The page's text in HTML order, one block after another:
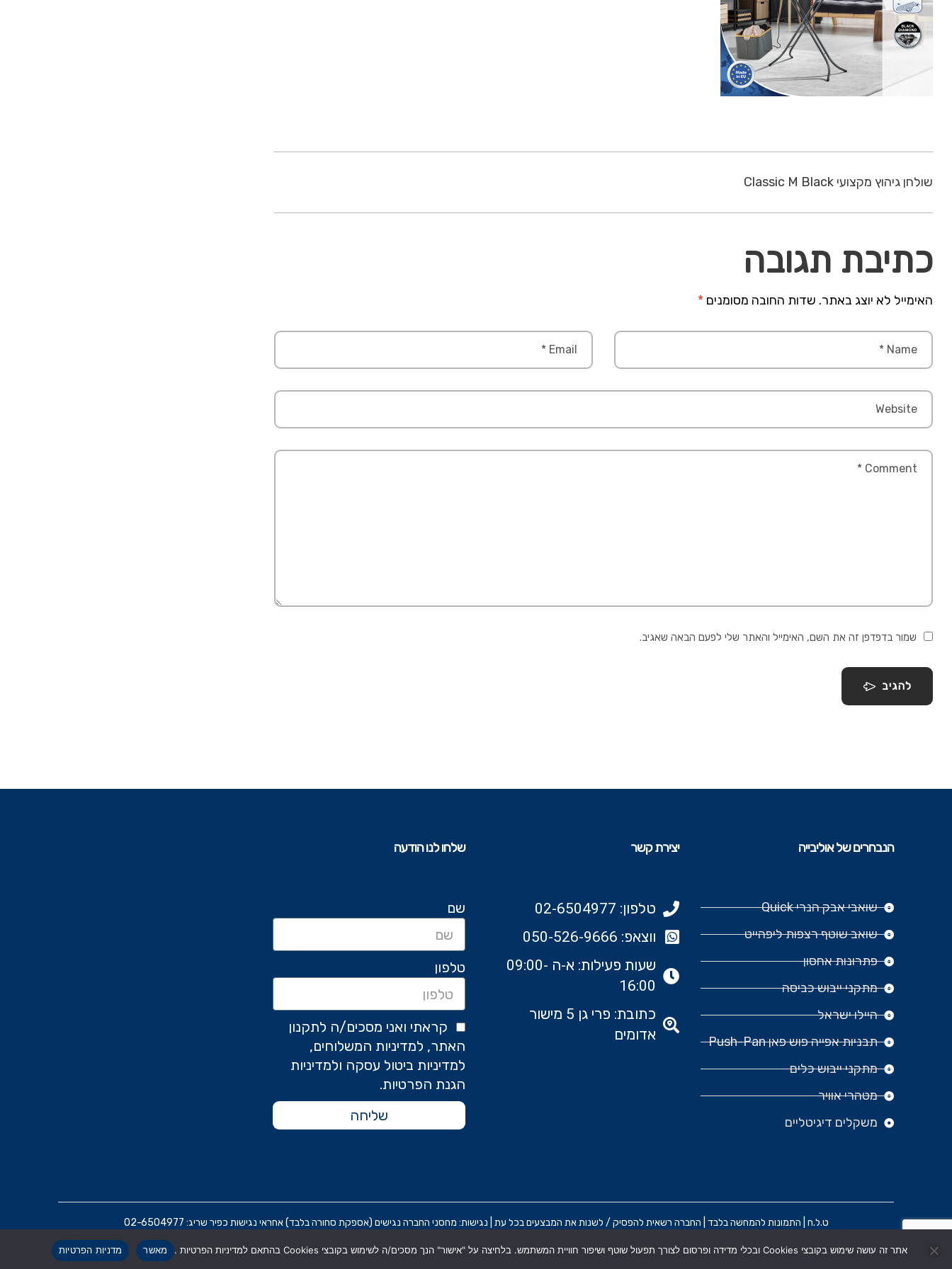
שולחן גיהוץ מקצועי Classic M Black
כתיבת תגובה
האימייל לא יוצג באתר. שדות החובה מסומנים *
שמור בדפדפן זה את השם, האימייל והאתר שלי לפעם הבאה שאגיב.
להגיב
הנבחרים של אוליבייה
שואבי אבק הנרי Quick
שואב שוטף רצפות ליפהייט
פתרונות אחסון
מתקני ייבוש כביסה
היילו ישראל
תבניות אפייה פוש פאן Push-Pan
מתקני ייבוש כלים
מטהרי אוויר
משקלים דיגיטליים
יצירת קשר
טלפון: 02-6504977
ווצאפ: 050-526-9666‬
שעות פעילות: א-ה 09:00-
16:00
כתובת: פרי גן 5 מישור
אדומים
שלחו לנו הודעה
שם
טלפון
קראתי ואני מסכים/ה לתקנון
האתר, למדיניות המשלוחים,
למדיניות ביטול עסקה ולמדיניות
הגנת הפרטיות.
שליחה
ט.ל.ח | התמונות להמחשה בלבד | החברה רשאית להפסיק / לשנות את המבצעים בכל עת | נגישות: מחסני החברה נגישים (אספקת סחורה בלבד) אחראי נגישות כפיר שריג: 02-6504977
הקמת האתר וקידום: משרד פרסום BRAIN&BRAND תקנון אתר מדניות הפרטיות הצהרת נגישות אתר זה עושה שימוש בקובצי Cookies ובכלי מדידה ופרסום לצורך תפעול שוטף ושיפור חוויית המשתמש. בלחיצה על "אישור" הנך מסכים/ה לשימוש בקובצי Cookies בהתאם למדיניות הפרטיות . מאשר מדניות הפרטיות